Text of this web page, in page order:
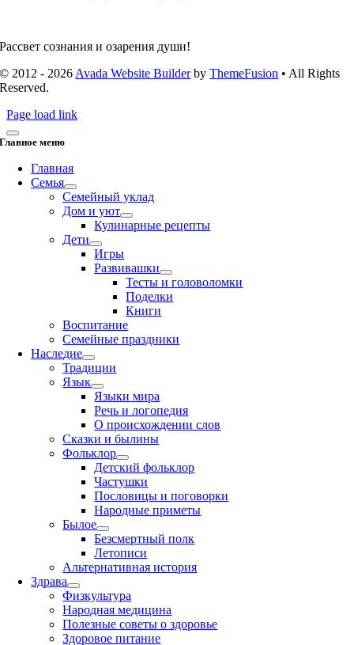
Рассвет сознания и озарения души!
© 2012 - 2026 Avada Website BuilderbyThemeFusion • All Rights
Reserved.
Page load link
Главное меню
Главная
Семья
Семейный уклад
Дом и уют
Кулинарные рецепты
Дети
Игры
Развивашки
Тесты и головоломки
Поделки
Книги
Воспитание
Семейные праздники
Наследие
Традиции
Язык
Языки мира
Речь и логопедия
О происхождении слов
Сказки и былины
Фольклор
Детский фольклор
Частушки
Пословицы и поговорки
Народные приметы
Былое
Безсмертный полк
Летописи
Альтернативная история
Здрава
Физкультура
Народная медицина
Полезные советы о здоровье
Здоровое питание